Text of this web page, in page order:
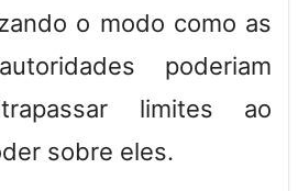
o modo como as
poderiam
limites ao
sobre eles.